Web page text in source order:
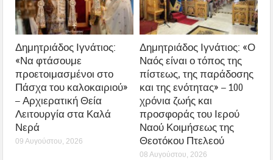
Δημητριάδος Ιγνάτιος:
«Να φτάσουμε
προετοιμασμένοι στο
Πάσχα του καλοκαιριού»
– Αρχιερατική Θεία
Λειτουργία στα Καλά
Νερά
09 Αυγούστου, 2026
Δημητριάδος Ιγνάτιος: «Ο
Ναός είναι ο τόπος της
πίστεως, της παράδοσης
και της ενότητας» – 100
χρόνια ζωής και
προσφοράς του Ιερού
Ναού Κοιμήσεως της
Θεοτόκου Πτελεού
08 Αυγούστου, 2026